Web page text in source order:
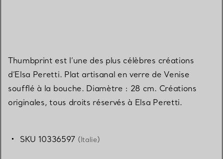
Thumbprint est l’une des plus célèbres créations
d’Elsa Peretti. Plat artisanal en verre de Venise
soufflé à la bouche. Diamètre : 28 cm. Créations
originales, tous droits réservés à Elsa Peretti.
SKU 10336597 (Italie)